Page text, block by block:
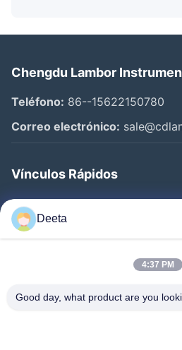
Chengdu Lambor
Teléfono: 86--15622150780
Correo electrónico:
Vínculos Rápidos
Inicio
Productos
Control De Calidad
Deeta
4:37 PM
Good day, what product are you